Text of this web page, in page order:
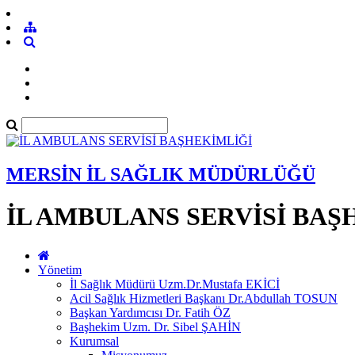
MERSİN İL SAĞLIK MÜDÜRLÜĞÜ
İL AMBULANS SERVİSİ
Yönetim
İl Sağlık Müdürü Uzm.Dr.Mustafa EKİCİ
Acil Sağlık Hizmetleri Başkanı Dr.Abdullah TOSUN
Başkan Yardımcısı Dr. Fatih ÖZ
Başhekim Uzm. Dr. Sibel ŞAHİN
Kurumsal